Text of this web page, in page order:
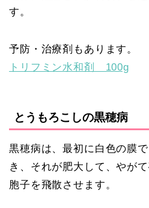
す。
予防・治療剤もあります。
トリフミン水和剤 100g
とうもろこしの黒穂病
黒穂病は、最初に白色の膜
き、それが肥大して、やが
胞子を飛散させます。